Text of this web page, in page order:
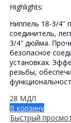
Highlights:
Ниппель 18-3/4″
соединитель,
3/4″ дюйма.
безопасное
установках.
резьбы,
28 МДЛ
В корзину
Быстрый